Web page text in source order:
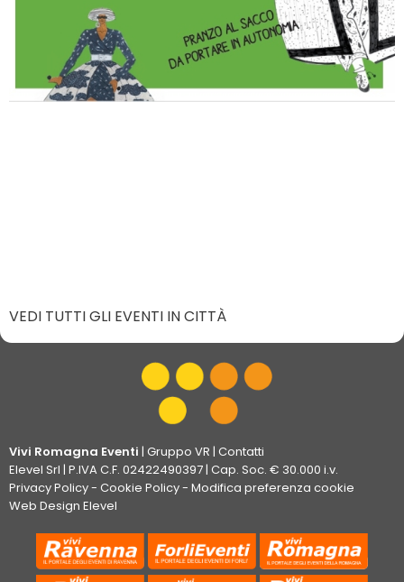
VEDI TUTTI GLI EVENTI IN CITTÀ
Vivi Romagna Eventi | Gruppo VR | Contatti
Elevel Srl | P.IVA C.F. 02422490397 | Cap. Soc. € 30.000 i.v.
Privacy Policy- Cookie Policy- Modifica preferenza cookie
Web Design Elevel